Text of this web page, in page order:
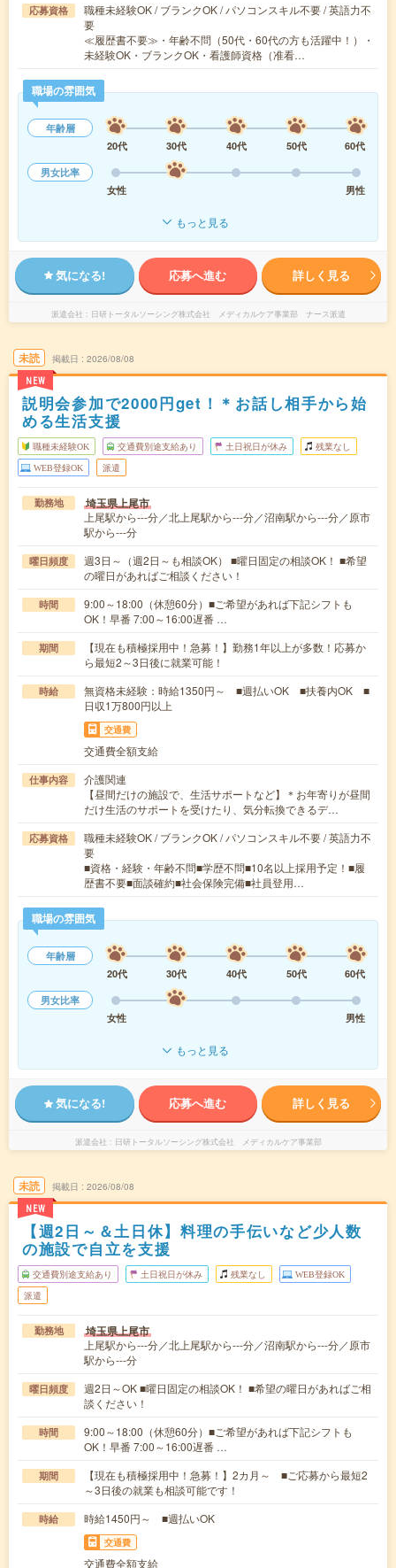
応募資格
職種未経験OK / ブランクOK / パソコンスキル不要 / 英語力不
要
≪履歴書不要≫・年齢不問（50代・60代の方も活躍中！）・
未経験OK・ブランクOK・看護師資格（准看…
職場の雰囲気
年齢層
20代
30代 40代 50代
60代
男女比率
女性
男性
もっと見る
気になる! 応募へ進む 詳しく見る
派遣会社 日研トータルソーシング株式会社 メディカルケア事業部 ナース派遣
未読
NEW
掲載日 2026/08/08
説明会参加で2000円get！＊お話し相手から始
める生活支援
職種未経験OK 交通費別途支給あり 土日祝日が休み 残業なし
WEB登録OK 派遣
勤務地 埼玉県上尾市
上尾駅から---分／北上尾駅から---分／沼南駅から---分／原市
駅から---分
曜日頻度
週3日～（週2日～も相談OK） ■曜日固定の相談OK！ ■希望
の曜日があればご相談ください！
時間
9:00～18:00（休憩60分）■ご希望があれば下記シフトも
OK！早番 7:00～16:00遅番 …
期間
【現在も積極採用中！急募！】勤務1年以上が多数！応募か
ら最短2～3日後に就業可能！
時給
無資格未経験：時給1350円～ ■週払いOK ■扶養内OK ■
日収1万800円以上
交通費
交通費全額支給
仕事内容
介護関連
【昼間だけの施設で、生活サポートなど】＊お年寄りが昼間
だけ生活のサポートを受けたり、気分転換できるデ…
応募資格
職種未経験OK / ブランクOK / パソコンスキル不要 / 英語力不
要
■資格・経験・年齢不問■学歴不問■10名以上採用予定！■履
歴書不要■面談確約■社会保険完備■社員登用…
職場の雰囲気
年齢層
20代
30代 40代 50代
60代
男女比率
女性
男性
もっと見る
気になる! 応募へ進む 詳しく見る
派遣会社 日研トータルソーシング株式会社 メディカルケア事業部
未読
NEW
掲載日 2026/08/08
【週2日～＆土日休】料理の手伝いなど少人数
の施設で自立を支援
交通費別途支給あり 土日祝日が休み 残業なし WEB登録OK
派遣
勤務地 埼玉県上尾市
上尾駅から---分／北上尾駅から---分／沼南駅から---分／原市
駅から---分
曜日頻度
週2日～OK ■曜日固定の相談OK！ ■希望の曜日があればご相
談ください！
時間
9:00～18:00（休憩60分）■ご希望があれば下記シフトも
OK！早番 7:00～16:00遅番 …
期間
【現在も積極採用中！急募！】2カ月～ ■ご応募から最短2
～3日後の就業も相談可能です！
時給 時給1450円～ ■週払いOK
交通費
交通費全額支給